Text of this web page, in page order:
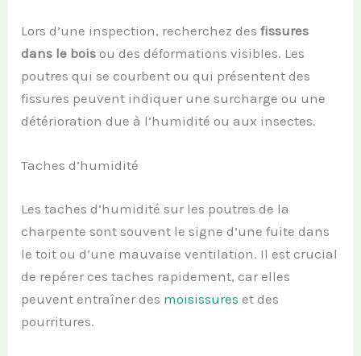
Lors d’une inspection, recherchez desfissures
dans le bois ou des déformations visibles. Les
poutres qui se courbent ou qui présentent des
fissures peuvent indiquer une surcharge ou une
détérioration due à l’humidité ou aux insectes.
Taches d’humidité
Les taches d’humidité sur les poutres de la
charpente sont souvent le signe d’une fuite dans
le toit ou d’une mauvaise ventilation. Il est crucial
de repérer ces taches rapidement, car elles
peuvent entraîner des moisissures et des
pourritures.